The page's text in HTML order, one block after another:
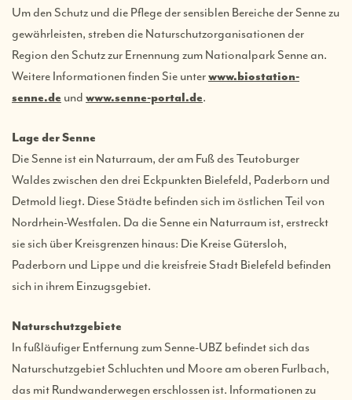
Um den Schutz und die Pflege der sensiblen Bereiche der Senne zu
gewährleisten, streben die Naturschutzorganisationen der
Region den Schutz zur Ernennung zum Nationalpark Senne an.
Weitere Informationen finden Sie unterwww.biostation-
senne.de und www.senne-portal.de.
Lage der Senne
Die Senne ist ein Naturraum, der am Fuß des Teutoburger
Waldes zwischen den drei Eckpunkten Bielefeld, Paderborn und
Detmold liegt. Diese Städte befinden sich im östlichen Teil von
Nordrhein-Westfalen. Da die Senne ein Naturraum ist, erstreckt
sie sich über Kreisgrenzen hinaus: Die Kreise Gütersloh,
Paderborn und Lippe und die kreisfreie Stadt Bielefeld befinden
sich in ihrem Einzugsgebiet.
Naturschutzgebiete
In fußläufiger Entfernung zum Senne-UBZ befindet sich das
Naturschutzgebiet Schluchten und Moore am oberen Furlbach,
das mit Rundwanderwegen erschlossen ist. Informationen zu